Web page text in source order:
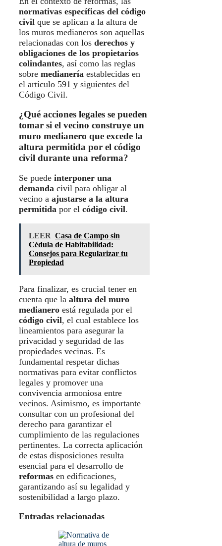
normativas específicas del código
civil que se aplican a la altura de
los muros medianeros son aquellas
relacionadas con los derechos y
obligaciones de los propietarios
colindantes, así como las reglas
sobre medianería establecidas en
el artículo 591 y siguientes del
Código Civil.
¿Qué acciones legales se pueden
tomar si el vecino construye un
muro medianero que excede la
altura permitida por el código
civil durante una reforma?
Se puede interponer una
demanda civil para obligar al
vecino a ajustarse a la altura
permitida por el código civil.
LEER Casa de Campo sin
Cédula de Habitabilidad:
Consejos para Regularizar tu
Propiedad
Para finalizar, es crucial tener en
cuenta que la altura del muro
medianero está regulada por el
código civil, el cual establece los
lineamientos para asegurar la
privacidad y seguridad de las
propiedades vecinas. Es
fundamental respetar dichas
normativas para evitar conflictos
legales y promover una
convivencia armoniosa entre
vecinos. Asimismo, es importante
consultar con un profesional del
derecho para garantizar el
cumplimiento de las regulaciones
pertinentes. La correcta aplicación
de estas disposiciones resulta
esencial para el desarrollo de
reformas en edificaciones,
garantizando así su legalidad y
sostenibilidad a largo plazo.
Entradas relacionadas